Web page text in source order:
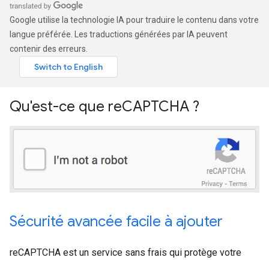
Google utilise la technologie IA pour traduire le contenu dans votre
langue préférée. Les traductions générées par IA peuvent
contenir des erreurs.
Qu'est-ce que reCAPTCHA ?
Sécurité avancée facile à ajouter
reCAPTCHA est un service sans frais qui protège votre